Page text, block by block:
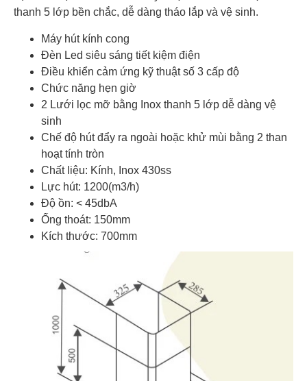
thanh 5 lớp bền chắc, dễ dàng tháo lắp và vệ sinh.
Máy hút kính cong
Đèn Led siêu sáng tiết kiệm điện
Điều khiển cảm ứng kỹ thuật số 3 cấp độ
Chức năng hẹn giờ
2 Lưới lọc mỡ bằng Inox thanh 5 lớp dễ dàng vệ
sinh
Chế độ hút đẩy ra ngoài hoặc khử mùi bằng 2 than
hoạt tính tròn
Chất liệu: Kính, Inox 430ss
Lực hút: 1200(m3/h)
Độ ồn: < 45dbA
Ống thoát: 150mm
Kích thước: 700mm